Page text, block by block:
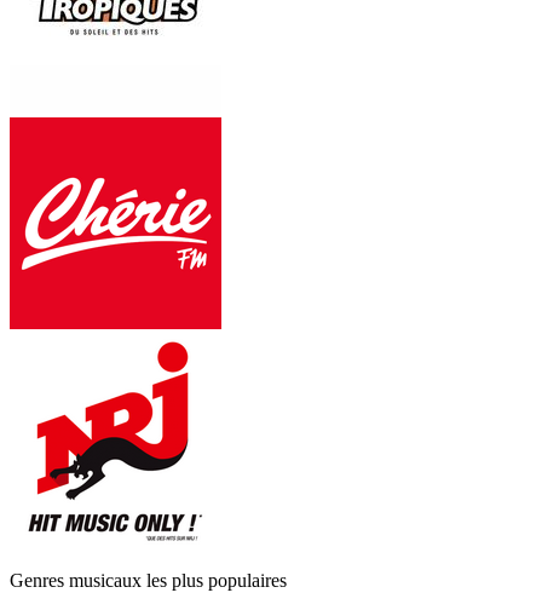
Genres musicaux les plus populaires